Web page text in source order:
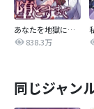
あなたを地獄に堕とすまで
838.3万
同じジャン